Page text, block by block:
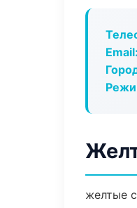
Email:
желтые